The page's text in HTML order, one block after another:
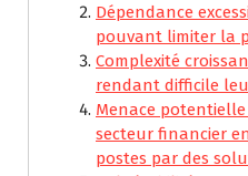
Dépendance
pouvant limiter la
Complexité
rendant difficile
Menace
secteur financier
postes par des